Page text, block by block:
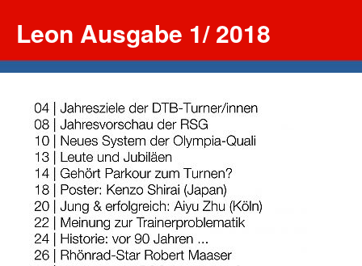
Leon Ausgabe 1/ 2018